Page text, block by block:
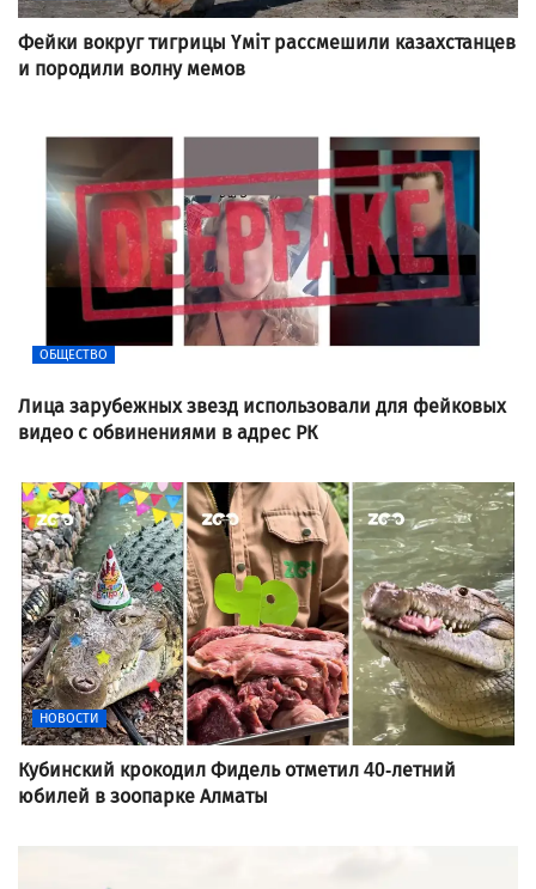
Фейки вокруг тигрицы Үміт рассмешили казахстанцев
и породили волну мемов
ОБЩЕСТВО
Лица зарубежных звезд использовали для фейковых
видео с обвинениями в адрес РК
НОВОСТИ
Кубинский крокодил Фидель отметил 40-летний
юбилей в зоопарке Алматы